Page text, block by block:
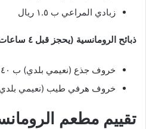
زبادي المراعي ب ١.٥ ريال
ذبائح الرومانسية (يحجز قبل ٤ ساعات)
خروف جذع (نعيمي بلدي) ب ٢٠٤٠ ريال
خروف هرفي طيب (نعيمي بلدي) ب ١٩٤٠
تقييم مطعم